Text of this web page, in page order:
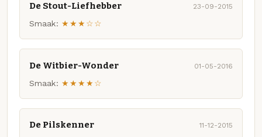
De Stout-Liefhebber 23-09-2015
Smaak: ★★★☆☆
De Witbier-Wonder 01-05-2016
Smaak: ★★★★☆
De Pilskenner 11-12-2015